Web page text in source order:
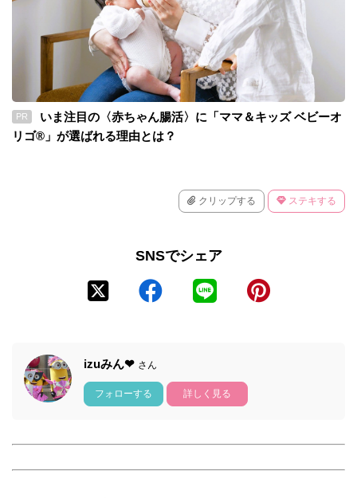
PR
いま注目の〈赤ちゃん腸活〉に「ママ＆キッズ ベビーオ
リゴ®」が選ばれる理由とは？
クリップする ステキする
SNSでシェア
izuみん❤ さん
フォローする 詳しく見る